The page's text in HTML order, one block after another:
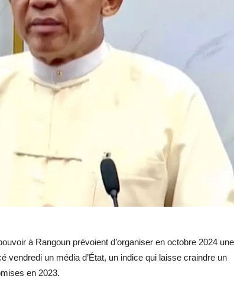
à Rangoun prévoient d’organiser en octobre 2024 une
vendredi un média d’État, un indice qui laisse craindre un
en 2023.